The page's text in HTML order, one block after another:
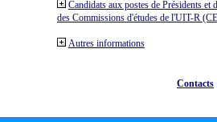
Candidats aux postes de Présidents et
des Commissions d'études de l'UIT-R
Autres informations
Contacts